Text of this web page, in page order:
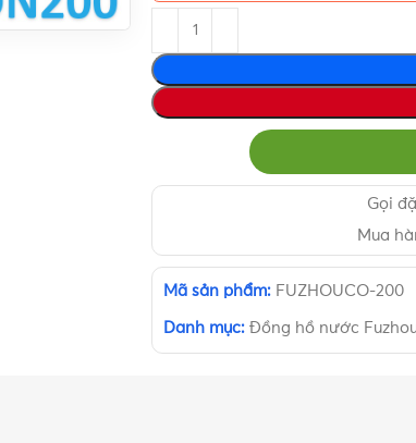
Gọi
Mua
Mã sản phẩm: FUZHOUCO-200
Danh mục: Đồng hồ nước